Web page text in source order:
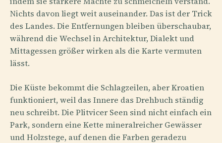
Nichts davon liegt weit auseinander. Das ist der Trick
des Landes. Die Entfernungen bleiben überschaubar,
während die Wechsel in Architektur, Dialekt und
Mittagessen größer wirken als die Karte vermuten
lässt.
Die Küste bekommt die Schlagzeilen, aber Kroatien
funktioniert, weil das Innere das Drehbuch ständig
neu schreibt. Die Plitvicer Seen sind nicht einfach ein
Park, sondern eine Kette mineralreicher Gewässer
und Holzstege, auf denen die Farben geradezu